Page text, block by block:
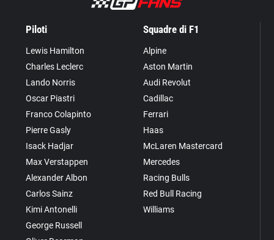
Piloti
Lewis Hamilton
Charles Leclerc
Lando Norris
Oscar Piastri
Franco Colapinto
Pierre Gasly
Isack Hadjar
Max Verstappen
Alexander Albon
Carlos Sainz
Kimi Antonelli
George Russell
Squadre di F1
Alpine
Aston Martin
Audi Revolut
Cadillac
Ferrari
Haas
McLaren Mastercard
Mercedes
Racing Bulls
Red Bull Racing
Williams